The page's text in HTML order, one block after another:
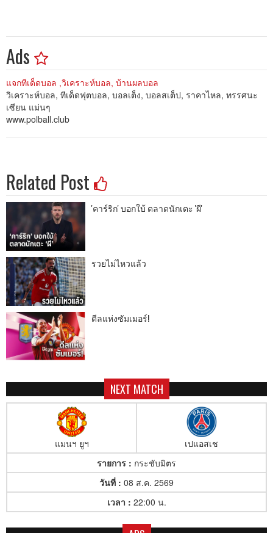
Ads
แจกทีเด็ดบอล ,วิเคราะห์บอล, บ้านผลบอล
วิเคราะห์บอล, ทีเด็ดฟุตบอล, บอลเต็ง, บอลสเต็ป, ราคาไหล, ทรรศนะ
เซียน แม่นๆ
www.polball.club
Related Post
'คาร์ริก' บอกใบ้ ตลาดนักเตะ 'ผี'
รวยไม่ไหวแล้ว
ดีลแห่งซัมเมอร์!
NEXT MATCH
แมนฯ ยูฯ
เปแอสเช
รายการ : กระชับมิตร
วันที่ : 08 ส.ค. 2569
เวลา : 22:00 น.